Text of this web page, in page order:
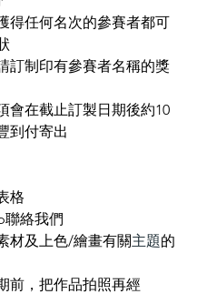
得任何名次的參賽者都可
訂制印有參賽者名稱的獎
會在截止訂製日期後約10
到付寄出
格
聯絡我們
材及上色/繪畫有關主題的
前，把作品拍照再經